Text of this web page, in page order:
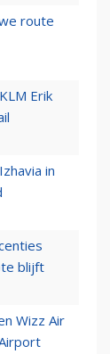
route
Erik
in
blijft
Wizz Air